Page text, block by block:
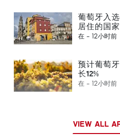
葡萄牙入
居住的国
在 - 12小时前
预计葡萄
长12%
在 - 12小时前
VIEW ALL